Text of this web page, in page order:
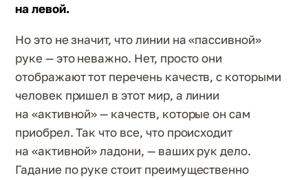
на левой.
Но это не значит, что линии на «пассивной»
руке — это неважно. Нет, просто они
отображают тот перечень качеств, с которыми
человек пришел в этот мир, а линии
на «активной» — качеств, которые он сам
приобрел. Так что все, что происходит
на «активной» ладони, — ваших рук дело.
Гадание по руке стоит преимущественно